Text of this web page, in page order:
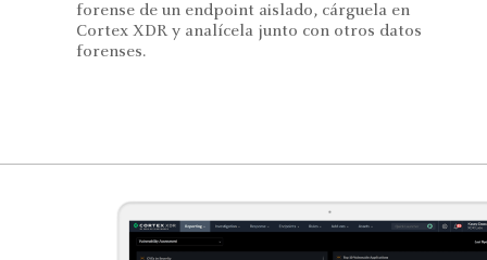
forense de un endpoint aislado, cárguela en
Cortex XDR y analícela junto con otros datos
forenses.